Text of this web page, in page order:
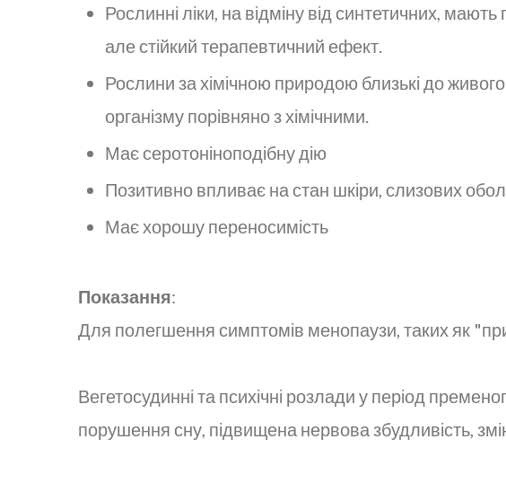
Рослинні ліки, на відміну від синтетичних,
але стійкий терапевтичний ефект.
Рослини за хімічною природою близькі до
організму порівняно з хімічними.
Має серотоніноподібну дію
Позитивно впливає на стан шкіри, слизових
Має хорошу переносимість
Показання:
Для полегшення симптомів менопаузи, таких як
Вегетосудинні та психічні розлади у період
порушення сну, підвищена нервова збудливість,